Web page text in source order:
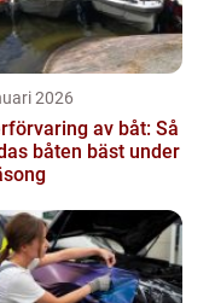
2026
av båt: Så
båten bäst under